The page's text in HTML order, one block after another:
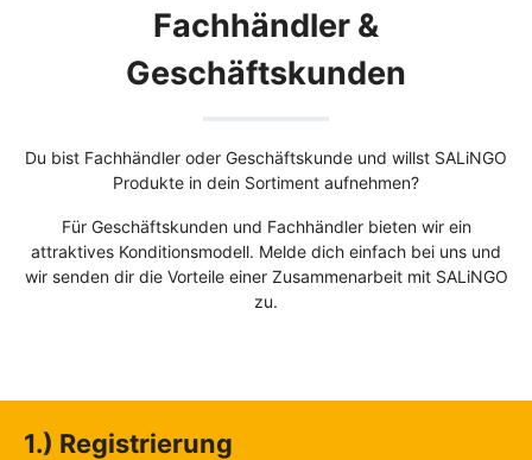
Fachhändler &
Geschäftskunden
Du bist Fachhändler oder Geschäftskunde und willst SALiNGO
Produkte in dein Sortiment aufnehmen?
Für Geschäftskunden und Fachhändler bieten wir ein
attraktives Konditionsmodell. Melde dich einfach bei uns und
wir senden dir die Vorteile einer Zusammenarbeit mit SALiNGO
zu.
1.) Registrierung